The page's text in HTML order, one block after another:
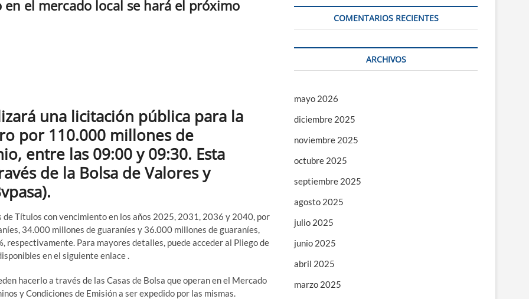
en el mercado local se hará el próximo
una licitación pública para la
por 110.000 millones de
entre las 09:00 y 09:30. Esta
de la Bolsa de Valores y
Títulos con vencimiento en los años 2025, 2031, 2036 y 2040, por
34.000 millones de guaraníes y 36.000 millones de guaraníes,
respectivamente. Para mayores detalles, puede acceder al Pliego de
en el siguiente enlace .
hacerlo a través de las Casas de Bolsa que operan en el Mercado
y Condiciones de Emisión a ser expedido por las mismas.
COMENTARIOS RECIENTES
ARCHIVOS
mayo 2026
diciembre 2025
noviembre 2025
octubre 2025
septiembre 2025
agosto 2025
julio 2025
junio 2025
abril 2025
marzo 2025